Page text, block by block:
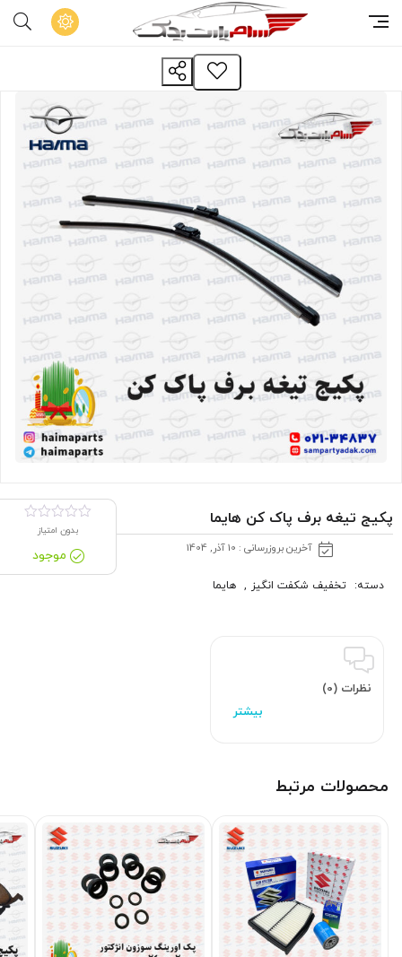
پکیج تیغه برف پاک کن هایما
آخرین بروزرسانی : 10 آذر, 1404
بدون امتیاز
موجود
دسته: تخفیف شکفت انگیز , هایما
نظرات (0)
محصولات مرتبط